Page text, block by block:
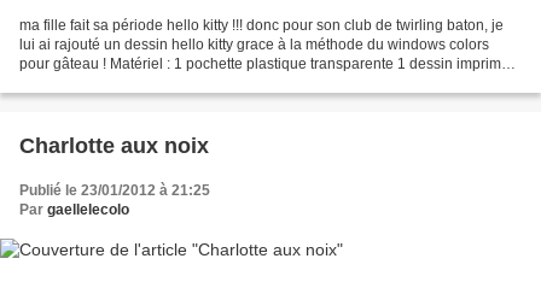
ma fille fait sa période hello kitty !!! donc pour son club de twirling baton, je
lui ai rajouté un dessin hello kitty grace à la méthode du windows colors
pour gâteau ! Matériel : 1 pochette plastique transparente 1 dessin imprimé à
Charlotte aux noix
Publié le 23/01/2012 à 21:25
Par gaellelecolo